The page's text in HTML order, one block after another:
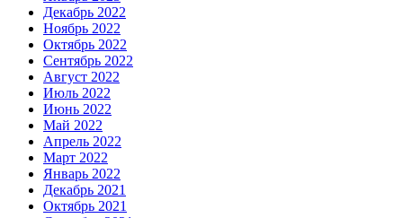
Декабрь 2022
Ноябрь 2022
Октябрь 2022
Сентябрь 2022
Август 2022
Июль 2022
Июнь 2022
Май 2022
Апрель 2022
Март 2022
Январь 2022
Декабрь 2021
Октябрь 2021